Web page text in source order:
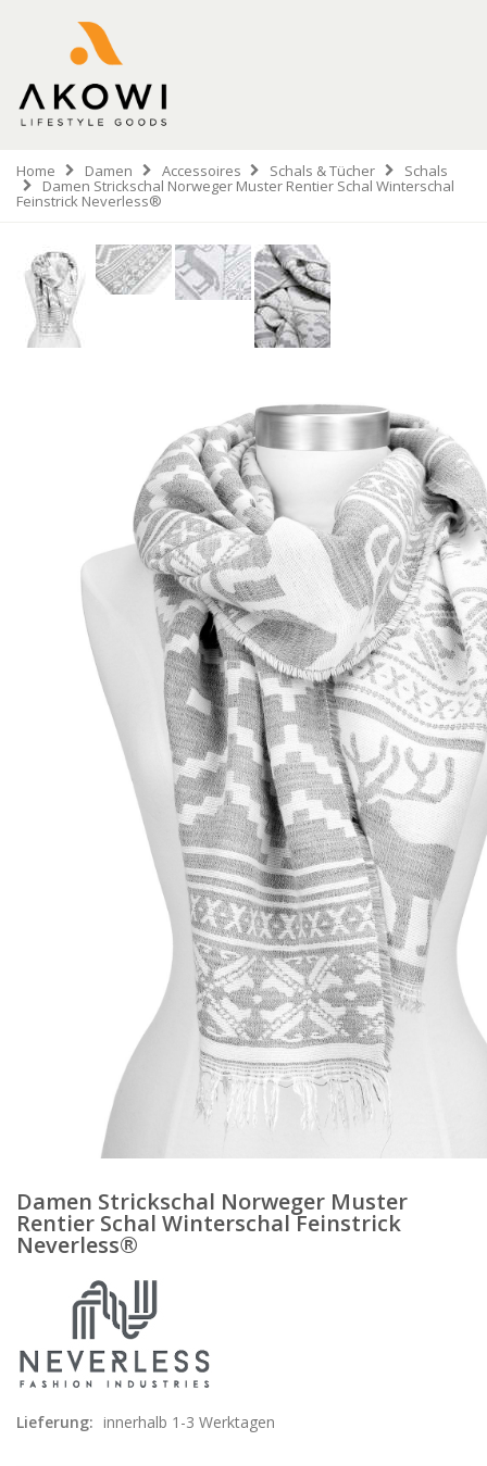
Home Damen Accessoires Schals & Tücher Schals
Damen Strickschal Norweger Muster Rentier Schal Winterschal
Feinstrick Neverless®
Damen Strickschal Norweger Muster
Rentier Schal Winterschal Feinstrick
Neverless®
Lieferung: innerhalb 1-3 Werktagen